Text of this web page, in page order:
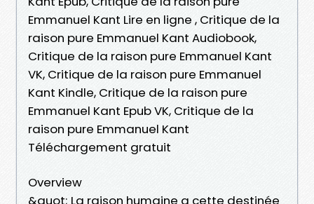
Emmanuel Kant Lire en ligne , Critique de la
raison pure Emmanuel Kant Audiobook,
Critique de la raison pure Emmanuel Kant
VK, Critique de la raison pure Emmanuel
Kant Kindle, Critique de la raison pure
Emmanuel Kant Epub VK, Critique de la
raison pure Emmanuel Kant
Téléchargement gratuit
Overview
&quot; La raison humaine a cette destinée